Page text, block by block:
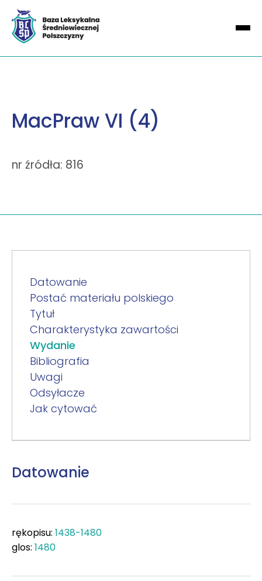
MacPraw VI (4)
nr źródła: 816
Datowanie
Postać materiału polskiego
Tytuł
Charakterystyka zawartości
Wydanie
Bibliografia
Uwagi
Odsyłacze
Jak cytować
Datowanie
rękopisu: 1438-1480
glos: 1480